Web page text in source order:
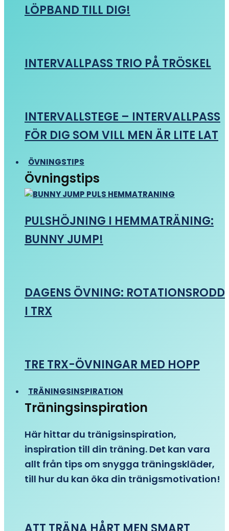
LÖPBAND TILL DIG!
INTERVALLPASS TRIO PÅ TRÖSKEL
INTERVALLSTEGE – INTERVALLPASS
FÖR DIG SOM VILL MEN ÄR LITE LAT
ÖVNINGSTIPS
Övningstips
PULSHÖJNING I HEMMATRÄNING:
BUNNY JUMP!
DAGENS ÖVNING: ROTATIONSRODD
I TRX
TRE TRX-ÖVNINGAR MED HOPP
TRÄNINGSINSPIRATION
Träningsinspiration
Här hittar du tränigsinspiration,
inspiration till din träning. Det kan vara
allt från tips om snygga träningskläder,
till hur du kan öka din tränigsmotivation!